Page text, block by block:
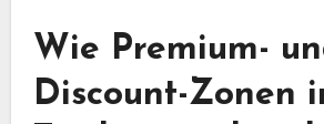
Wie Premium-
Discount-Zonen